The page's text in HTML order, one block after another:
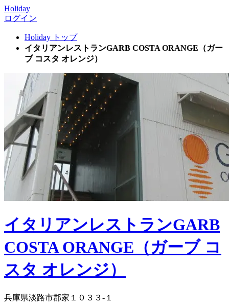
Holiday
ログイン
Holiday トップ
イタリアンレストランGARB COSTA ORANGE（ガー
ブ コスタ オレンジ）
イタリアンレストランGARB
COSTA ORANGE（ガーブ コ
スタ オレンジ）
兵庫県淡路市郡家１０３３-１